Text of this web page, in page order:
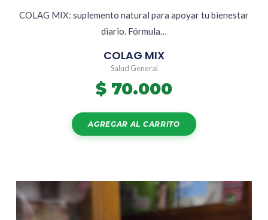
COLAG MIX: suplemento natural para apoyar tu bienestar
diario. Fórmula…
COLAG MIX
Salud General
$ 70.000
AGREGAR AL CARRITO